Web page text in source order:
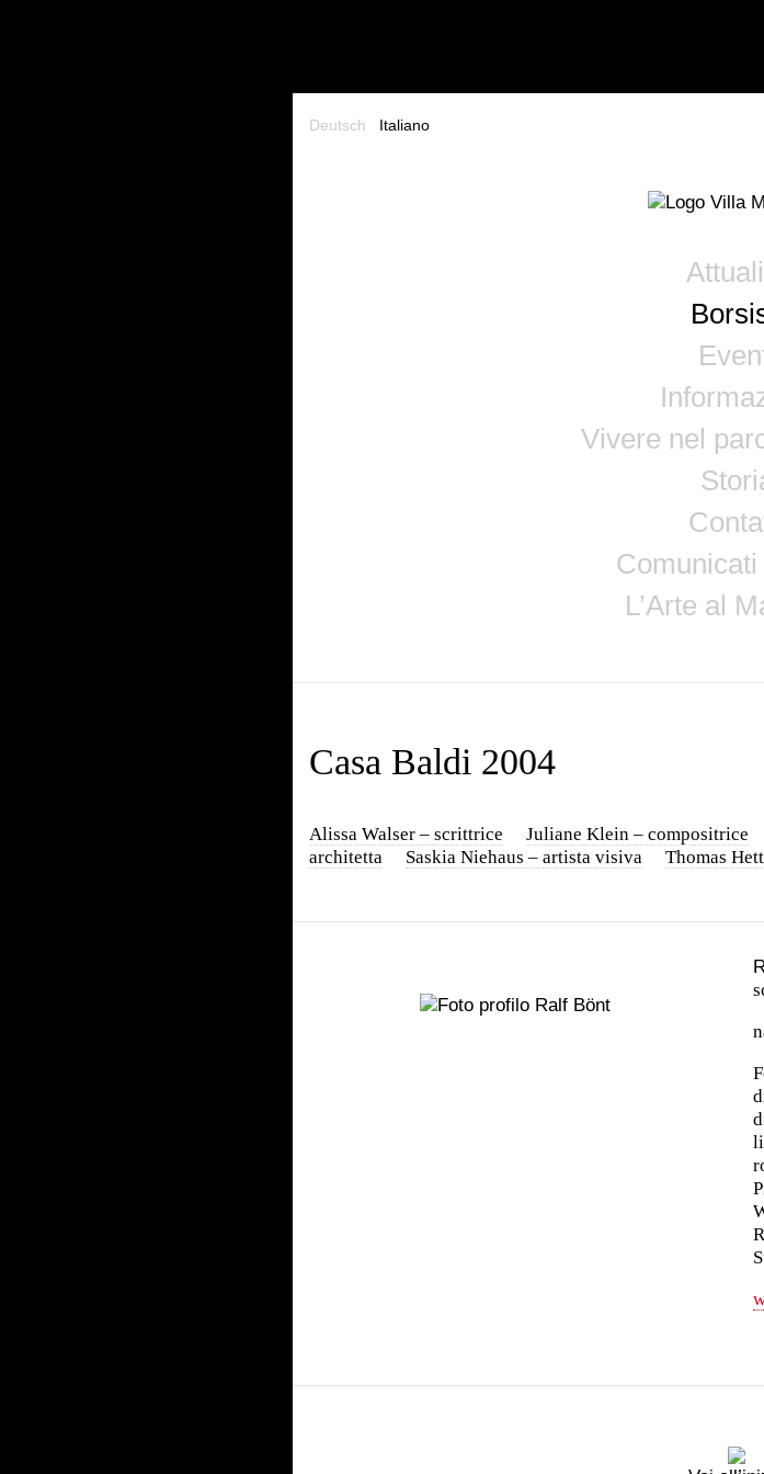
Deutsch Italiano
Vivere nel
L’Arte al
Casa Baldi 2004
Alissa Walser – scrittrice Juliane Klein – compositrice
architetta
Saskia Niehaus – artista visiva Thomas